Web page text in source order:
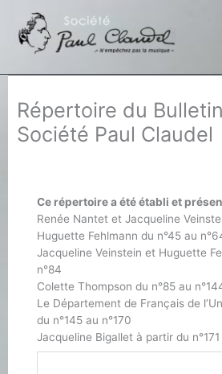
contenu
Répertoire du
Société Paul Claudel
Ce répertoire a été établi et
Renée Nantet et Jacqueline
Huguette Fehlmann du n°45 au
Jacqueline Veinstein et Huguette
n°84
Colette Thompson du n°85 au
Le Département de Français de
du n°145 au n°170
Jacqueline Bigallet à partir du n°171